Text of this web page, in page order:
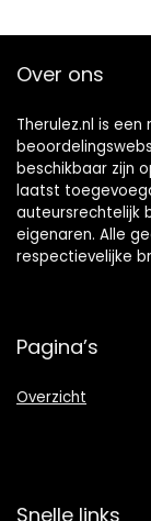
Over ons
Therulez.nl is
beschikbaar zijn
laatst
auteursrechtelijk
eigenaren. Alle
respectievelijke
Pagina’s
Overzicht
Snelle links